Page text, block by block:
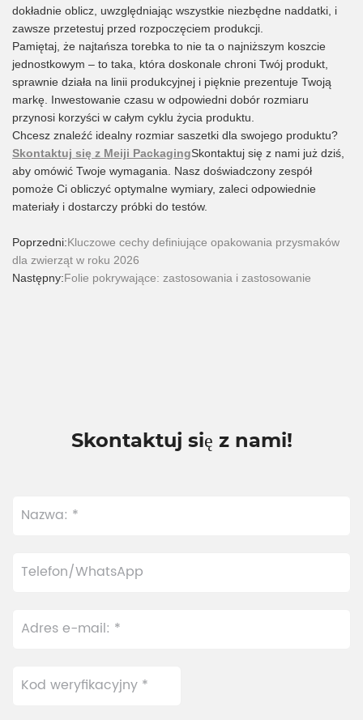
dokładnie oblicz, uwzględniając wszystkie niezbędne naddatki, i
zawsze przetestuj przed rozpoczęciem produkcji.
Pamiętaj, że najtańsza torebka to nie ta o najniższym koszcie
jednostkowym – to taka, która doskonale chroni Twój produkt,
sprawnie działa na linii produkcyjnej i pięknie prezentuje Twoją
markę. Inwestowanie czasu w odpowiedni dobór rozmiaru
przynosi korzyści w całym cyklu życia produktu.
Chcesz znaleźć idealny rozmiar saszetki dla swojego produktu?
Skontaktuj się z Meiji PackagingSkontaktuj się z nami już dziś,
aby omówić Twoje wymagania. Nasz doświadczony zespół
pomoże Ci obliczyć optymalne wymiary, zaleci odpowiednie
materiały i dostarczy próbki do testów.
Poprzedni:Kluczowe cechy definiujące opakowania przysmaków
dla zwierząt w roku 2026
Następny:Folie pokrywające: zastosowania i zastosowanie
Skontaktuj się z nami!